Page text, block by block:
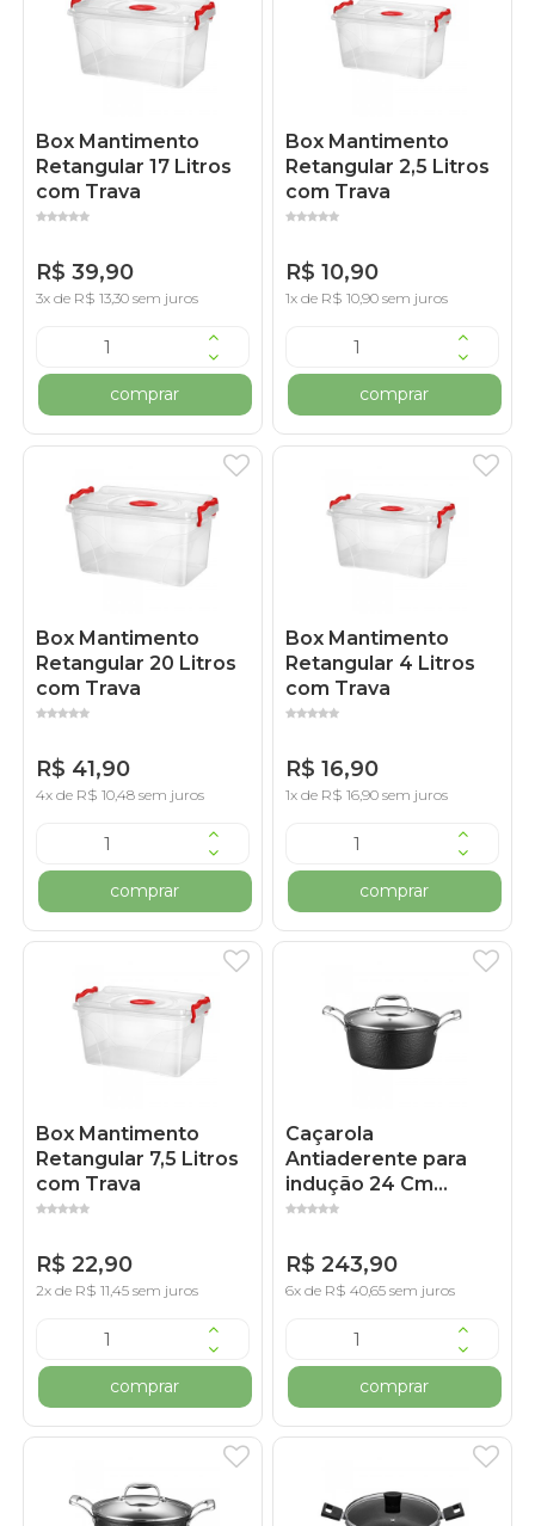
Box Mantimento
Retangular 17 Litros
com Trava
R$ 39,90
3x de R$ 13,30 sem juros
comprar
Box Mantimento
Retangular 2,5 Litros
com Trava
R$ 10,90
1x de R$ 10,90 sem juros
comprar
Box Mantimento
Retangular 20 Litros
com Trava
R$ 41,90
4x de R$ 10,48 sem juros
comprar
Box Mantimento
Retangular 4 Litros
com Trava
R$ 16,90
1x de R$ 16,90 sem juros
comprar
Box Mantimento
Retangular 7,5 Litros
com Trava
R$ 22,90
2x de R$ 11,45 sem juros
comprar
Caçarola
Antiaderente para
indução 24 Cm
Gourmet Preta
R$ 243,90
6x de R$ 40,65 sem juros
comprar